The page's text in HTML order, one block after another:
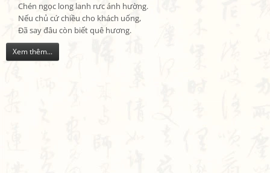
Chén ngọc long lanh rưc ánh hường.
Nếu chủ cứ chiều cho khách uống,
Đã say đâu còn biết quê hương.
Xem thêm...